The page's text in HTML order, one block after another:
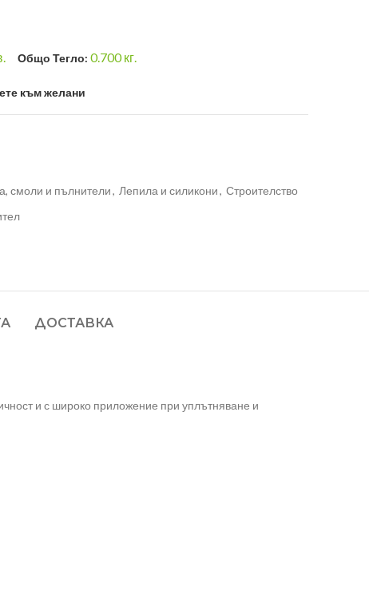
Общо Тегло: 0.700кг.
към желани
смоли и пълнители, Лепила и силикони, Строителство
ДОСТАВКА
и с широко приложение при уплътняване и